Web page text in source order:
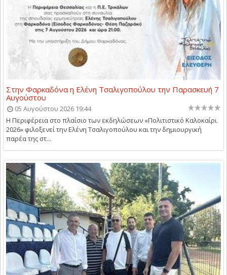
Στην Φαρκαδόνα η Ελένη Τσαλιγοπούλου την Παρασκευή 7
Αυγούστου
05 Αυγούστου 2026 19:44
Η Περιφέρεια στο πλαίσιο των εκδηλώσεων «Πολιτιστικό Καλοκαίρι
2026» φιλοξενεί την Ελένη Τσαλιγοπούλου και την δημιουργική
παρέα της στ...